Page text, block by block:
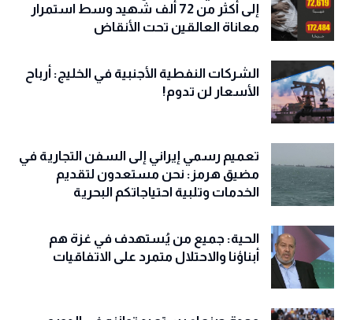
إلى أكثر من 72 ألف شهيد وسط استمرار
معاناة العالقين تحت الأنقاض
الشركات النفطية الأجنبية في الخليج: أرباح
الأسعار لن تدوم!
تعميم رسمي إيراني إلى السفن التجارية في
مضيق هرمز: نحن مستعدون لتقديم
الخدمات وتلبية احتياجاتكم البحرية
الحية: جميع من يُستهدف في غزة هم
أبناؤنا والاحتلال متمرد على الاتفاقيات